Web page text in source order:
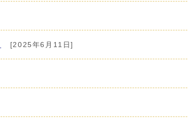
[2025年6月11日]